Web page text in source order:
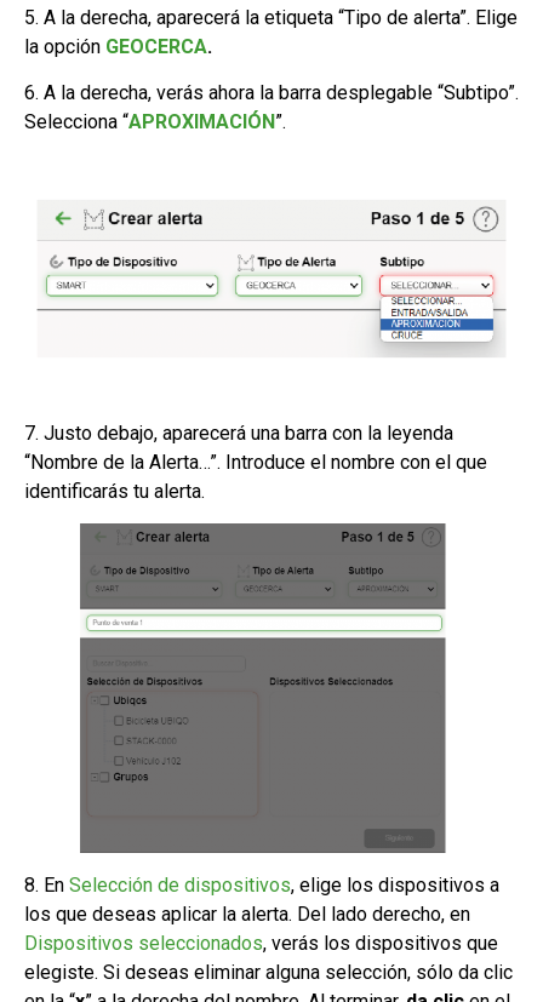
5. A la derecha, aparecerá la etiqueta “Tipo de alerta”. Elige
la opción GEOCERCA.
6. A la derecha, verás ahora la barra desplegable “Subtipo”.
Selecciona “APROXIMACIÓN ”.
7. Justo debajo, aparecerá una barra con la leyenda
“Nombre de la Alerta…”. Introduce el nombre con el que
identificarás tu alerta.
8. En Selección de dispositivos, elige los dispositivos a
los que deseas aplicar la alerta. Del lado derecho, en
Dispositivos seleccionados, verás los dispositivos que
elegiste. Si deseas eliminar alguna selección, sólo da clic